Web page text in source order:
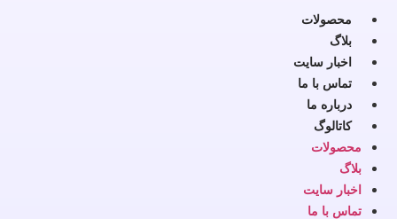
محصولات
بلاگ
اخبار سایت
تماس با ما
درباره ما
کاتالوگ
محصولات
بلاگ
اخبار سایت
تماس با ما